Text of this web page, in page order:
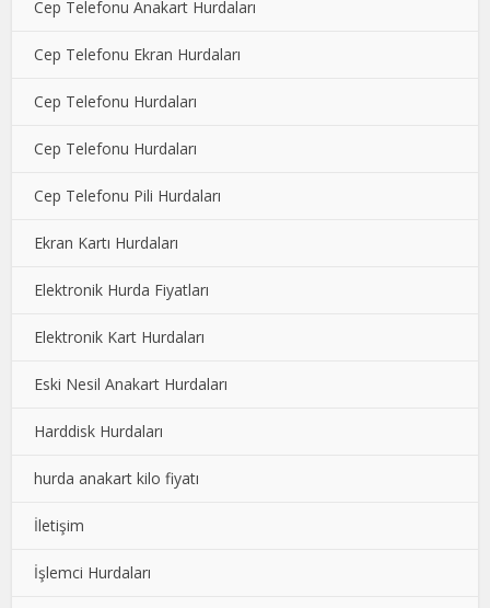
Cep Telefonu Anakart Hurdaları
Cep Telefonu Ekran Hurdaları
Cep Telefonu Hurdaları
Cep Telefonu Hurdaları
Cep Telefonu Pili Hurdaları
Ekran Kartı Hurdaları
Elektronik Hurda Fiyatları
Elektronik Kart Hurdaları
Eski Nesil Anakart Hurdaları
Harddisk Hurdaları
hurda anakart kilo fiyatı
İletişim
İşlemci Hurdaları